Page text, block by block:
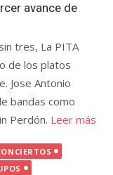
avance de
tres, La PITA
de los platos
Jose Antonio
bandas como
Perdón. Leer más